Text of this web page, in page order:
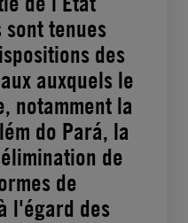
tenues
des
auxquels le
notamment la
do Pará, la
de
de
l'égard des